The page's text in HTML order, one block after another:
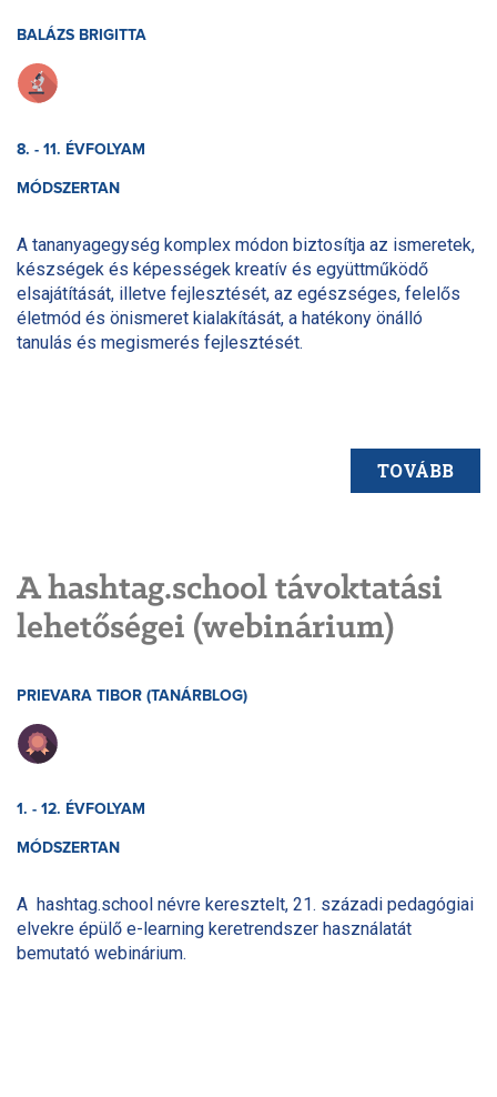
BALÁZS BRIGITTA
8. - 11. ÉVFOLYAM
MÓDSZERTAN
A tananyagegység komplex módon biztosítja az ismeretek,
készségek és képességek kreatív és együttműködő
elsajátítását, illetve fejlesztését, az egészséges, felelős
életmód és önismeret kialakítását, a hatékony önálló
tanulás és megismerés fejlesztését.
TOVÁBB
A hashtag.school távoktatási
lehetőségei (webinárium)
PRIEVARA TIBOR (TANÁRBLOG)
1. - 12. ÉVFOLYAM
MÓDSZERTAN
A hashtag.school névre keresztelt, 21. századi pedagógiai
elvekre épülő e-learning keretrendszer használatát
bemutató webinárium.